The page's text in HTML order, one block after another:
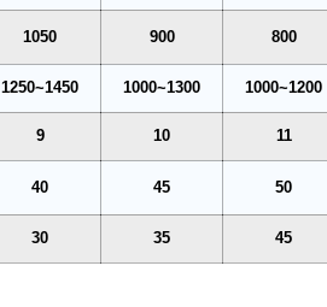
1050 900 800
1250~1450 1000~1300 1000~1200
9 10 11
40 45 50
30 35 45